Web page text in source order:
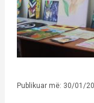
Publikuar më: 30/01/